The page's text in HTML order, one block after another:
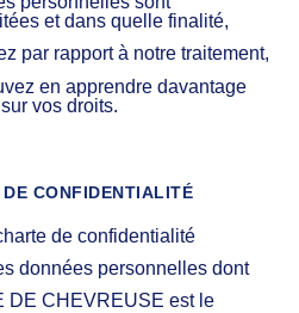
et dans quelle finalité,
par rapport à notre traitement,
en apprendre davantage
vos droits.
CONFIDENTIALITÉ
de confidentialité
données personnelles dont
DE CHEVREUSE est le